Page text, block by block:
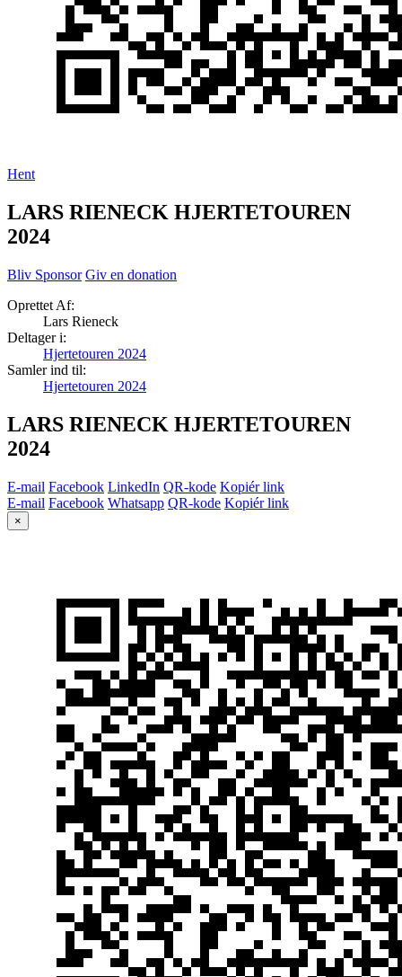
Hent
LARS RIENECK HJERTETOUREN
2024
Bliv Sponsor Giv en donation
Oprettet Af:
Lars Rieneck
Deltager i:
Hjertetouren 2024
Samler ind til:
Hjertetouren 2024
LARS RIENECK HJERTETOUREN
2024
E-mail Facebook LinkedIn QR-kode Kopiér link
E-mail Facebook Whatsapp QR-kode Kopiér link
×